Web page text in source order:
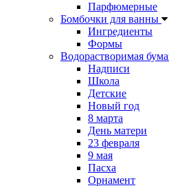
Парфюмерные
Бомбочки для ванны
Ингредиенты
Формы
Водорастворимая
Надписи
Школа
Детские
Новый год
8 марта
День матери
23 февраля
9 мая
Пасха
Орнамент